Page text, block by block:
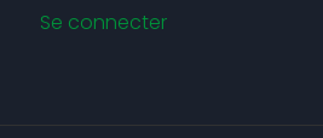
Se connecter